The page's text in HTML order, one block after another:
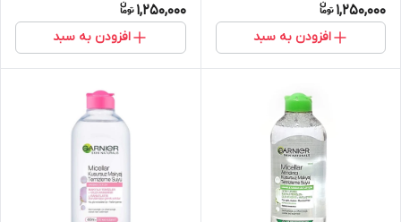
1,250,000
افزودن به سبد
لیتر
1,250,000
افزودن به سبد